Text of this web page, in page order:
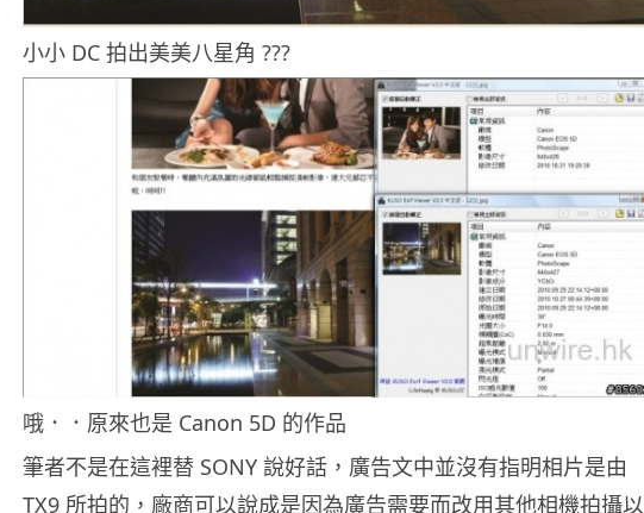
小小 DC 拍出美美八星角 ???
哦．．原來也是 Canon 5D 的作品
筆者不是在這裡替 SONY 說好話，廣告文中並沒有指明相片是由
TX9 所拍的，廠商可以說成是因為廣告需要而改用其他相機拍攝以